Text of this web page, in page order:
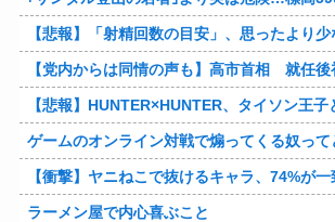
【悲報】「射精回数の目安」、思ったより
【党内からは同情の声も】高市首相 就任後初の“マッサージ”報道に「疲れてるアピ？」とSNSでは一部から冷や
【悲報】HUNTER×HUNTER、タイソン王
ゲームのオンライン対戦で煽ってくる奴ってどん
【衝撃】ヤニねこで抜けるキャラ、74%が一
ラーメン屋で内心喜ぶこと